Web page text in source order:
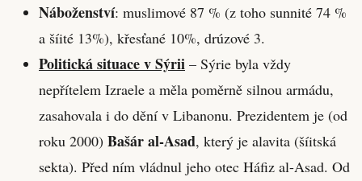
Náboženství: muslimové 87 % (z toho sunnité 74 %
a šíité 13%), křesťané 10%, drúzové 3.
Politická situace v Sýrii – Sýrie byla vždy
nepřítelem Izraele a měla poměrně silnou armádu,
zasahovala i do dění v Libanonu. Prezidentem je (od
roku 2000) Bašár al-Asad, který je alavita (šíitská
sekta). Před ním vládnul jeho otec Háfiz al-Asad. Od